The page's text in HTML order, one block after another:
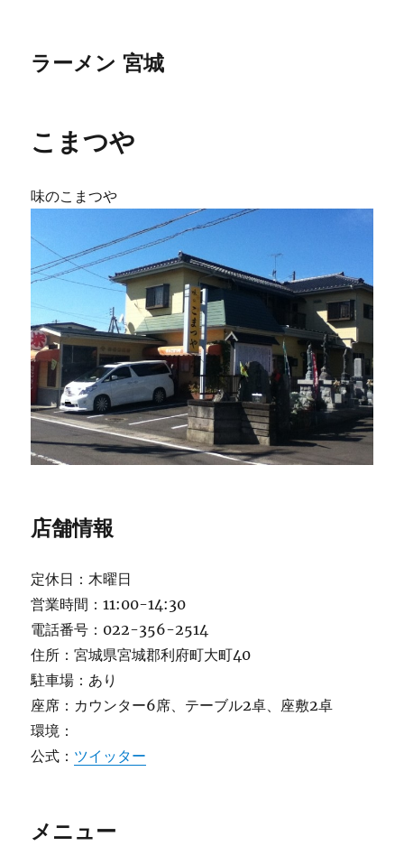
ラーメン 宮城
こまつや
味のこまつや
店舗情報
定休日：木曜日
営業時間：11:00-14:30
電話番号：022-356-2514
住所：宮城県宮城郡利府町大町40
駐車場：あり
座席：カウンター6席、テーブル2卓、座敷2卓
環境：
公式： ツイッター
メニュー